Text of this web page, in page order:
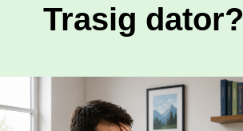
Trasig dator?